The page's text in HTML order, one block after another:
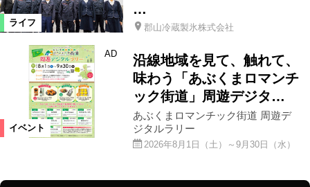
ライフ
…
郡山冷蔵製氷株式会社
イベント
AD
沿線地域を見て、触れて、
味わう「あぶくまロマンチ
ック街道」周遊デジタ…
あぶくまロマンチック街道 周遊デ
ジタルラリー
2026年8月1日（土）～9月30日（水）